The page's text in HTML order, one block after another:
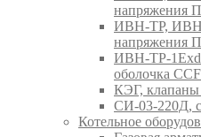
напряжения
ИВН-ТР, ИВН-
напряжения
ИВН-ТР-
оболочка
КЭГ,
СИ-03-220Д,
Котельное